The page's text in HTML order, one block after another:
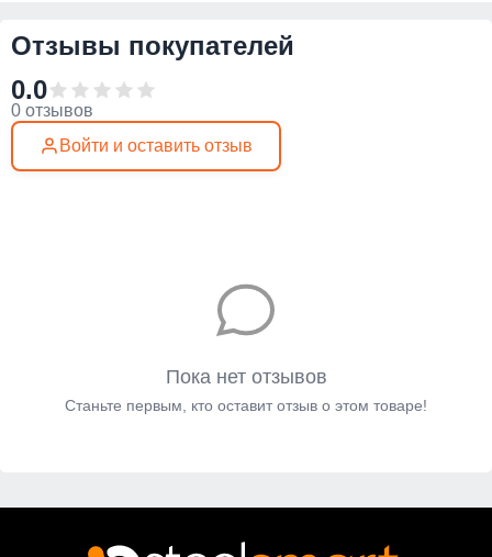
Отзывы покупателей
0.0
0 отзывов
Войти и оставить отзыв
Пока нет отзывов
Станьте первым, кто оставит отзыв о этом товаре!